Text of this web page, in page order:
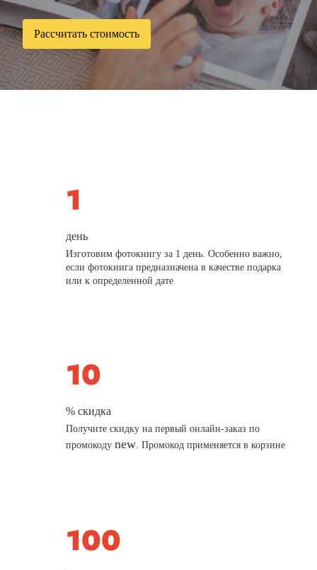
Рассчитать стоимость
день
Изготовим фотокнигу за 1 день. Особенно важно,
если фотокнига предназначена в качестве подарка
или к определенной дате
% скидка
Получите скидку на первый онлайн-заказ по
промокодуnew. Промокод применяется в корзине